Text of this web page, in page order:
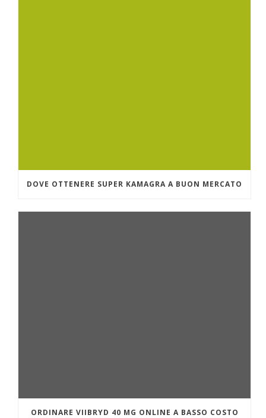
DOVE OTTENERE SUPER KAMAGRA A BUON MERCATO
ORDINARE VIIBRYD 40 MG ONLINE A BASSO COSTO